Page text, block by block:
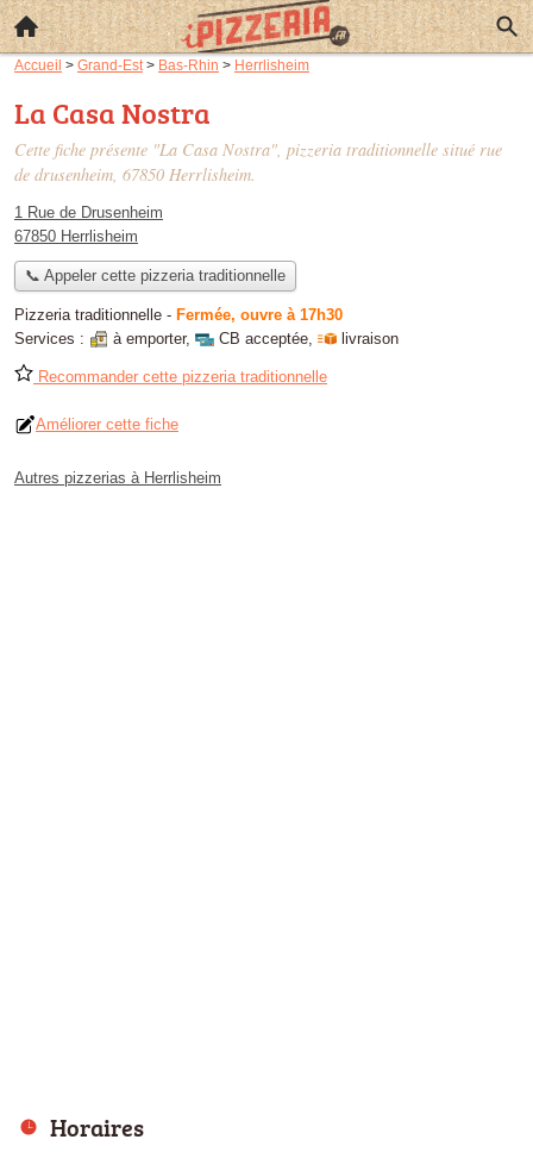
Accueil > Grand-Est > Bas-Rhin > Herrlisheim
La Casa Nostra
Cette fiche présente "La Casa Nostra", pizzeria traditionnelle situé rue
de drusenheim, 67850 Herrlisheim.
1 Rue de Drusenheim
67850 Herrlisheim
📞 Appeler cette pizzeria traditionnelle
Pizzeria traditionnelle - Fermée, ouvre à 17h30
Services :
à emporter, CB acceptée, livraison
Recommander cette pizzeria traditionnelle
Améliorer cette fiche
Autres pizzerias à Herrlisheim
Horaires